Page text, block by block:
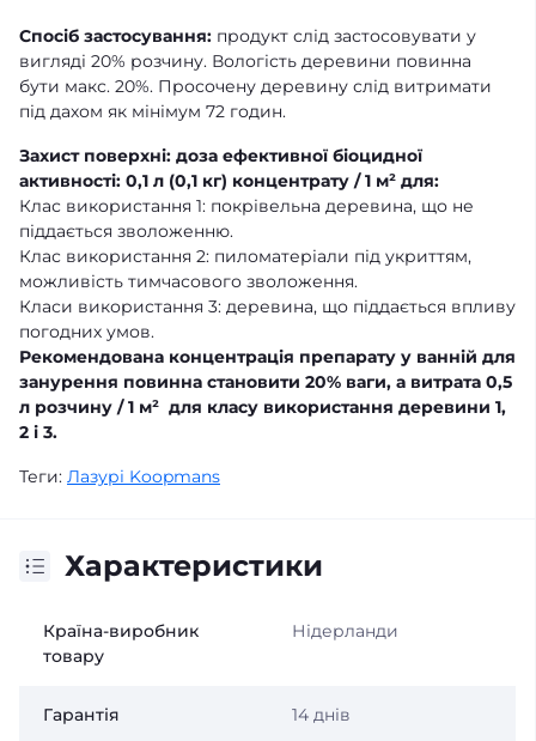
Спосіб застосування: продукт слід застосовувати у
вигляді 20% розчину. Вологість деревини повинна
бути макс. 20%. Просочену деревину слід витримати
під дахом як мінімум 72 годин.
Захист поверхні: доза ефективної біоцидної
активності: 0,1 л (0,1 кг) концентрату / 1 м² для:
Клас використання 1: покрівельна деревина, що не
піддається зволоженню.
Клас використання 2: пиломатеріали під укриттям,
можливість тимчасового зволоження.
Класи використання 3: деревина, що піддається впливу
погодних умов.
Рекомендована концентрація препарату у ванній для
занурення повинна становити 20% ваги, а витрата 0,5
л розчину / 1 м² для класу використання деревини 1,
2 і 3.
Теги: Лазурі Koopmans
Характеристики
Країна-виробник
товару
Нідерланди
Гарантія 14 днів